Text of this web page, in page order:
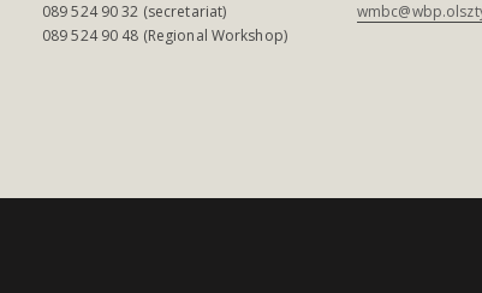
089 524 90 32 (secretariat)
089 524 90 48 (Regional Workshop)